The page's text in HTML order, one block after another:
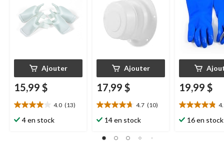
Ajouter
15,99 $
4.0 (13)
4.0
étoile(s)
4 en stock
po de diamètre
extérieur, blanc
Ajouter
17,99 $
4.7 (10)
4.7
étoile(s)
5.
14 en stock
19,99 $
4.9
étoile(s)
16 en stock